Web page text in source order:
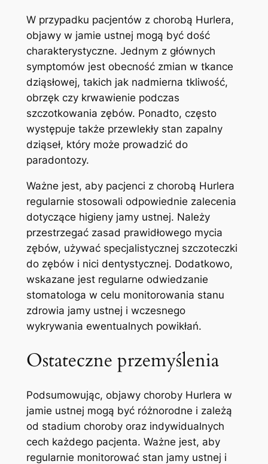
W przypadku pacjentów z chorobą‍ Hurlera,
objawy w ‌jamie ustnej mogą być ‌dość
charakterystyczne. Jednym z głównych
symptomów jest obecność⁢ zmian ⁣w tkance
dziąsłowej, takich jak nadmierna tkliwość,
obrzęk czy‌ krwawienie podczas
szczotkowania zębów. Ponadto, często
występuje także ‍przewlekły stan zapalny
dziąseł, ‍który ⁤może prowadzić do
⁣paradontozy.
Ważne⁢ jest, ​aby⁢ pacjenci z⁤ chorobą Hurlera
regularnie stosowali odpowiednie ‍zalecenia
dotyczące higieny jamy ⁣ustnej. Należy
przestrzegać ⁣zasad ​prawidłowego mycia
zębów, używać specjalistycznej szczoteczki
do zębów i ​nici⁤ dentystycznej. Dodatkowo,
wskazane jest regularne odwiedzanie
stomatologa w celu monitorowania stanu
zdrowia jamy ustnej‌ i wczesnego
wykrywania ewentualnych powikłań.
Ostateczne przemyślenia
Podsumowując, objawy​ choroby​ Hurlera w
jamie ⁣ustnej mogą być różnorodne i zależą
⁤od stadium choroby​ oraz indywidualnych
cech każdego pacjenta. ⁢Ważne ​jest, aby​
regularnie monitorować stan jamy ustnej i